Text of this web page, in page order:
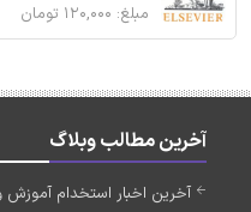
مبلغ: ۱۲۰,۰۰۰ تومان
آخرین مطالب وبلاگ
آخرین اخبار استخدام آموزش و پرورش